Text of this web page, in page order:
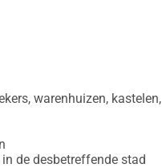
warenhuizen, kastelen,
de desbetreffende stad